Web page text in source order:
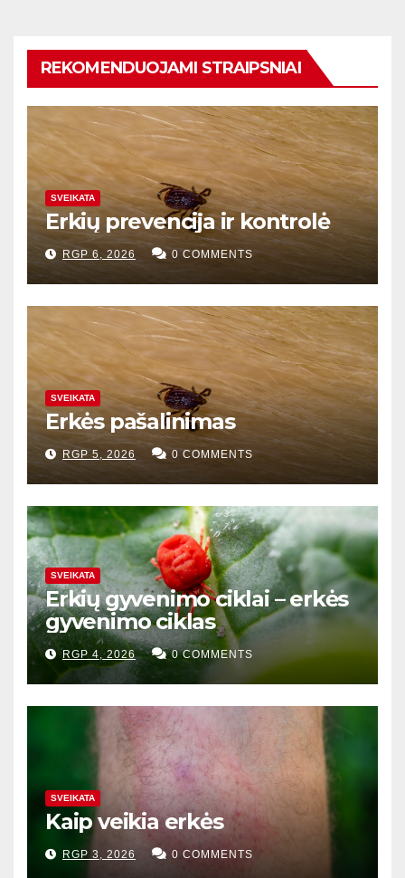
REKOMENDUOJAMI STRAIPSNIAI
SVEIKATA
Erkių prevencija ir kontrolė
RGP 6, 2026 0 COMMENTS
SVEIKATA
Erkės pašalinimas
RGP 5, 2026 0 COMMENTS
SVEIKATA
Erkių gyvenimo ciklai – erkės
gyvenimo ciklas
RGP 4, 2026 0 COMMENTS
SVEIKATA
Kaip veikia erkės
RGP 3, 2026 0 COMMENTS